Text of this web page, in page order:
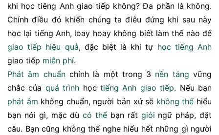
khi học tiêng Anh giao tiếp không? Đa phần là không.
Chính điều đó khiến chúng ta điêu đứng khi sau này
học lại tiếng Anh, loay hoay không biết làm thế nào để
giao tiếp hiệu quả, đặc biệt là khi tự học tiếng Anh
giao tiếp miễn phí.
Phát âm chuẩnchính là một trong 3 nền tảng vững
chắc của quá trình họctiếng Anh giao tiếp. Nếu bạn
phát âm không chuẩn, người bản xứ sẽ không thể hiểu
bạn nói gì, mặc dùcó thể bạn rất giỏi ngữ pháp, đặt
câu. Bạn cũng không thể nghe hiểu hết những gì người